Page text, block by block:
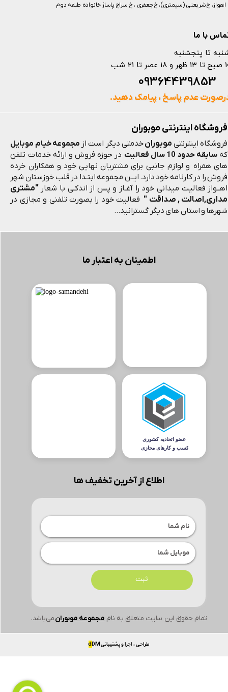
فروشگاه اینترنتی موبوران
فروشگاه اینترنتی موبورانخدمتی دیگر است از مجموعه خیام موبایل
که سابقه حدود 10 سال فعالیت
در حوزه فروش و ارائه خدمات تلفن
های همراه و لوازم جانبی برای مشتریان نهایی خود و همکاران خرده
فروش را در کارنامه خود دارد. ایــن مجموعه ابتـدا در قلب خوزستان شهر
اهــواز فعالیت میدانی خود را آغـاز و پس از اندکـی با شعار "مشتری
مداری,اصالت , صداقت " فعالیت خود را بصورت تلفنی و مجازی در
شهرها و استان های دیگر گسترانید...
تمام حقوق این سایت متعلق به ناممجموعه موبورانمی‌باشد.
اطمینان به اعتبار ما
اطلاع از آخرین تخفیف ها
ثبت
با ما
اهواز، خ شریعتی (سیمتری)، خ جعفری ، خ سراج پاساژ خانواده طبقه دوم
تا پنجشنبه
تا 21 شب
عدم پاسخ ، پیامک دهید.
طراحی ، اجرا و پشتیبانی dDM